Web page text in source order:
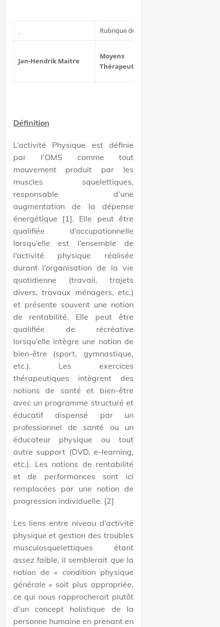
Rubrique de cours
Jan-Hendrik Maitre
Moyens
Thérapeutiques
Définition
L’activité Physique est définie
par l’OMS comme tout
mouvement produit par les
muscles squelettiques,
responsable d’une
augmentation de la dépense
énergétique [1]. Elle peut être
qualifiée d’occupationnelle
lorsqu’elle est l’ensemble de
l’activité physique réalisée
durant l’organisation de la vie
quotidienne (travail, trajets
divers, travaux ménagers, etc.)
et présente souvent une notion
de rentabilité. Elle peut être
qualifiée de récréative
lorsqu’elle intègre une notion de
bien-être (sport, gymnastique,
etc.). Les exercices
thérapeutiques intègrent des
notions de santé et bien-être
avec un programme structuré et
éducatif dispensé par un
professionnel de santé ou un
éducateur physique ou tout
autre support (DVD, e-learning,
etc.). Les notions de rentabilité
et de performances sont ici
remplacées par une notion de
progression individuelle. [2]
Les liens entre niveau d’activité
physique et gestion des troubles
musculosquelettiques étant
assez faible, il semblerait que la
notion de « condition physique
générale » soit plus appropriée,
ce qui nous rapprocherait plutôt
d’un concept holistique de la
personne humaine en prenant en